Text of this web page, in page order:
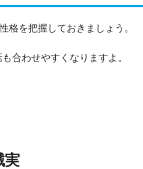
格を把握しておきましょう。
合わせやすくなりますよ。
実